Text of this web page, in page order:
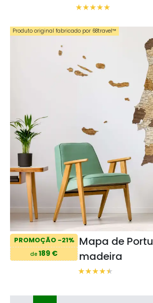
PROMOÇÃO -21%
de 189 €
Mapa de
madeira
Produto original fabricado por 68travel™️